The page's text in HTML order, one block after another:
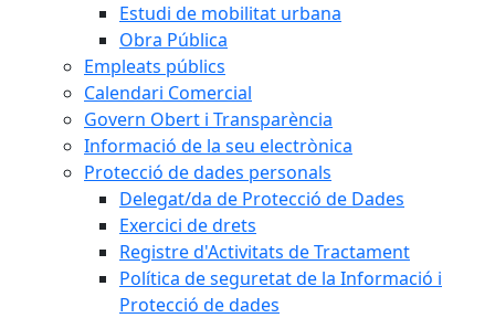
Estudi de mobilitat urbana
Obra Pública
Empleats públics
Calendari Comercial
Govern Obert i Transparència
Informació de la seu electrònica
Protecció de dades personals
Delegat/da de Protecció de Dades
Exercici de drets
Registre d'Activitats de Tractament
Política de seguretat de la Informació i
Protecció de dades